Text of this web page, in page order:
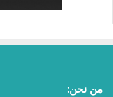
من نحن: